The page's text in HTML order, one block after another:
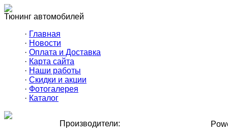
Тюнинг автомобилей
· Главная
· Новости
· Оплата и Доставка
· Карта сайта
· Наши работы
· Скидки и акции
· Фотогалерея
· Каталог
Производители: